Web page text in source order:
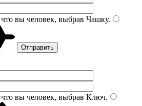
вы человек, выбрав Чашку.
вы человек, выбрав Ключ.